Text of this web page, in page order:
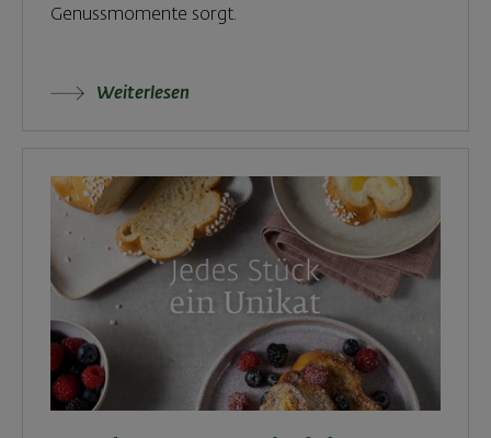
Genussmomente sorgt.
Weiterlesen